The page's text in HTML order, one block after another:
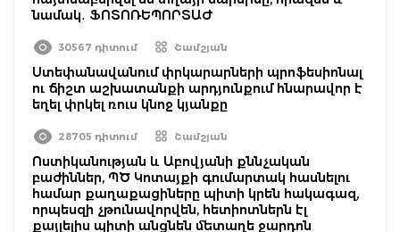
նամակ․ ՖՈՏՈՌԵՊՈՐՏԱԺ
30567 դիտում Շամշյան
Ստեփանավանում փրկարարների պրոֆեսիոնալ
ու ճիշտ աշխատանքի արդյունքում հնարավոր է
եղել փրկել ռուս կնոջ կյանքը
28705 դիտում Շամշյան
Ոստիկանության և Աբովյանի քննչական
բաժիններ, ՊԾ Կոտայքի գումարտակ հասնելու
համար քաղաքացիները պիտի կրեն հակագազ,
որպեսզի չթունավորվեն, հետիոտներն էլ
քայլելիս պիտի անցնեն մետաղե ջարդոն